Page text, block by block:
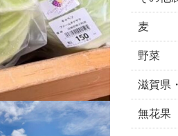
麦
野菜
滋賀県
無花果